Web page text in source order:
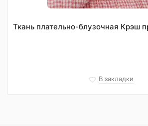
Ткань плательно-блузочная Крэш
В закладки